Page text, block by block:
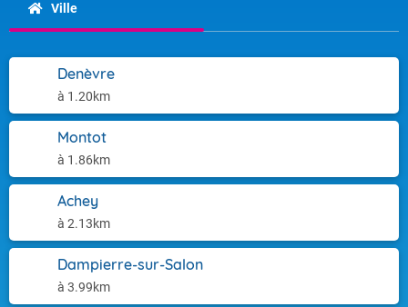
Ville
Denèvre
à 1.20km
Montot
à 1.86km
Achey
à 2.13km
Dampierre-sur-Salon
à 3.99km